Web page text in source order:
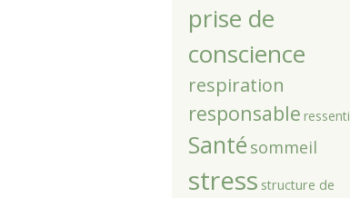
prise de
conscience
respiration
responsable ressenti
Santé sommeil
stress structure de